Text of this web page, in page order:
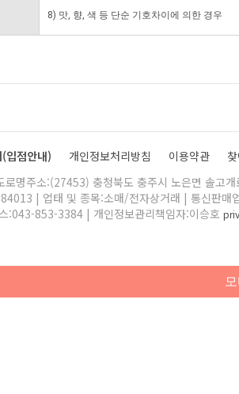
8) 맛, 향, 색 등 단순 기호차이에 의한 경우
입점안내) 개인정보처리방침 이용약관
로명주소:(27453) 충청북도 충주시 노은면 솔고
| 업태 및 종목:소매/전자상거래 | 통신판매
:043-853-3384 | 개인정보관리책임자:이승호